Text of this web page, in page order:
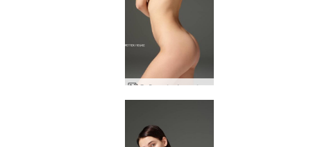
Ο Άριελ άγγελος αφέθηκε ελεύθερος